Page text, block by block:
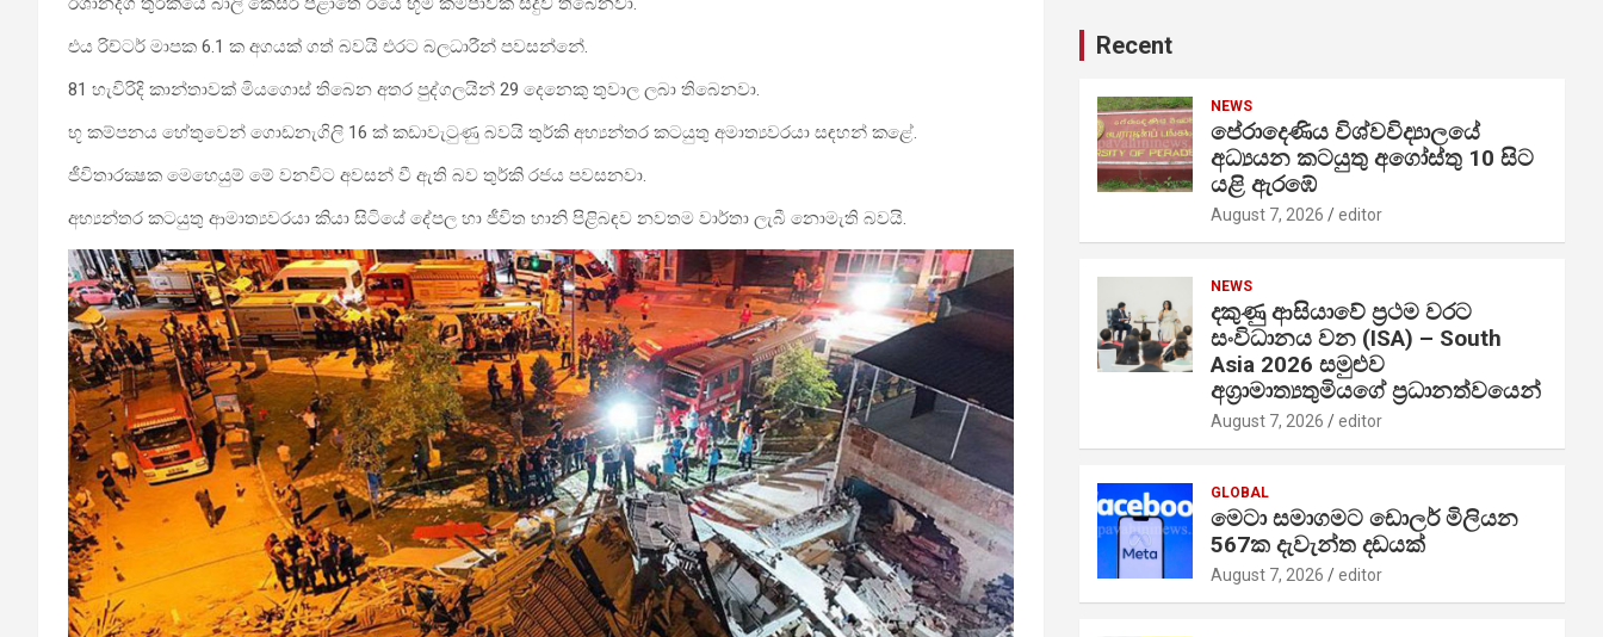
එය රිච්ටර් මාපක 6.1 ක අගයක් ගත් බවයි එරට බලධාරීන් පවසන්නේ.
81 හැවිරිදි කාන්තාවක් මියගොස් තිබෙන අතර පුද්ගලයින් 29 දෙනෙකු තුවාල ලබා තිබෙනවා.
භූ කම්පනය හේතුවෙන් ගොඩනැගිලි 16 ක් කඩාවැටුණු බවයි තුර්කි අභ්‍යන්තර කටයුතු අමාත්‍යවරයා සඳහන් කළේ.
ජීවිතාරක්‍ෂක මෙහෙයුම් මේ වනවිට අවසන් වී ඇති බව තුර්කි ර‍ජය පවසනවා.
අභ්‍යන්තර කටයුතු ආමාත්‍යවරයා කියා සිටියේ දේපල හා ජීවිත හානි පිළිබඳව නවතම වාර්තා ලැබී නොමැති බවයි.
Recent
NEWS
පේරාදෙණිය විශ්වවිද්‍යාලයේ
අධ්‍යයන කටයුතු අගෝස්තු 10 සිට
යළි ඇරඹේ
August 7, 2026 editor
NEWS
දකුණු ආසියාවේ ප්‍රථම වරට
සංවිධානය වන (ISA) – South
Asia 2026 සමුළුව
අග්‍රාමාත්‍යතුමියගේ ප්‍රධානත්වයෙන්
August 7, 2026 editor
GLOBAL
මෙටා සමාගමට ඩොලර් මිලියන
567ක දැවැන්ත දඩයක්
August 7, 2026 editor